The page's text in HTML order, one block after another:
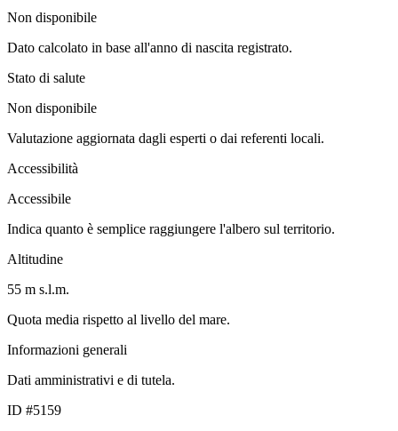
Non disponibile
Dato calcolato in base all'anno di nascita registrato.
Stato di salute
Non disponibile
Valutazione aggiornata dagli esperti o dai referenti locali.
Accessibilità
Accessibile
Indica quanto è semplice raggiungere l'albero sul territorio.
Altitudine
55 m s.l.m.
Quota media rispetto al livello del mare.
Informazioni generali
Dati amministrativi e di tutela.
ID #5159